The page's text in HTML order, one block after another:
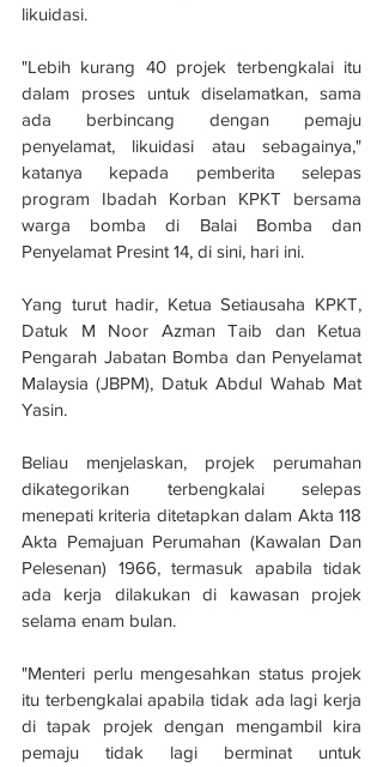
likuidasi.
"Lebih kurang 40 projek terbengkalai itu
dalam proses untuk diselamatkan, sama
ada berbincang dengan pemaju
penyelamat, likuidasi atau sebagainya,"
katanya kepada pemberita selepas
program Ibadah Korban KPKT bersama
warga bomba di Balai Bomba dan
Penyelamat Presint 14, di sini, hari ini.
Yang turut hadir, Ketua Setiausaha KPKT,
Datuk M Noor Azman Taib dan Ketua
Pengarah Jabatan Bomba dan Penyelamat
Malaysia (JBPM), Datuk Abdul Wahab Mat
Yasin.
Beliau menjelaskan, projek perumahan
dikategorikan terbengkalai selepas
menepati kriteria ditetapkan dalam Akta 118
Akta Pemajuan Perumahan (Kawalan Dan
Pelesenan) 1966, termasuk apabila tidak
ada kerja dilakukan di kawasan projek
selama enam bulan.
"Menteri perlu mengesahkan status projek
itu terbengkalai apabila tidak ada lagi kerja
di tapak projek dengan mengambil kira
pemaju tidak lagi berminat untuk